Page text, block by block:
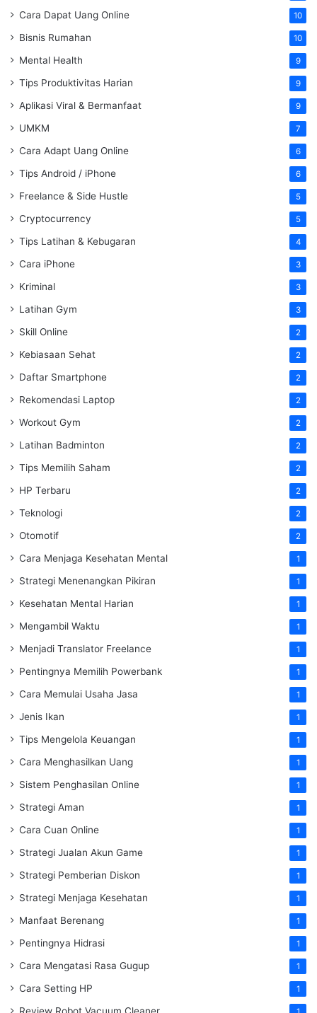
Cara Dapat Uang Online 10
Bisnis Rumahan 10
Mental Health 9
Tips Produktivitas Harian 9
Aplikasi Viral & Bermanfaat 9
UMKM 7
Cara Adapt Uang Online 6
Tips Android / iPhone 6
Freelance & Side Hustle 5
Cryptocurrency 5
Tips Latihan & Kebugaran 4
Cara iPhone 3
Kriminal 3
Latihan Gym 3
Skill Online 2
Kebiasaan Sehat 2
Daftar Smartphone 2
Rekomendasi Laptop 2
Workout Gym 2
Latihan Badminton 2
Tips Memilih Saham 2
HP Terbaru 2
Teknologi 2
Otomotif 2
Cara Menjaga Kesehatan Mental 1
Strategi Menenangkan Pikiran 1
Kesehatan Mental Harian 1
Mengambil Waktu 1
Menjadi Translator Freelance 1
Pentingnya Memilih Powerbank 1
Cara Memulai Usaha Jasa 1
Jenis Ikan 1
Tips Mengelola Keuangan 1
Cara Menghasilkan Uang 1
Sistem Penghasilan Online 1
Strategi Aman 1
Cara Cuan Online 1
Strategi Jualan Akun Game 1
Strategi Pemberian Diskon 1
Strategi Menjaga Kesehatan 1
Manfaat Berenang 1
Pentingnya Hidrasi 1
Cara Mengatasi Rasa Gugup 1
Cara Setting HP 1
Review Robot Vacuum Cleaner